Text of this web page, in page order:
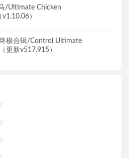
/Ultimate Chicken
v1.10.06）
极合辑/Control Ultimate
更新v517.915）